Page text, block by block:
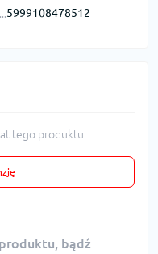
5999108478512
tego produktu
bądź